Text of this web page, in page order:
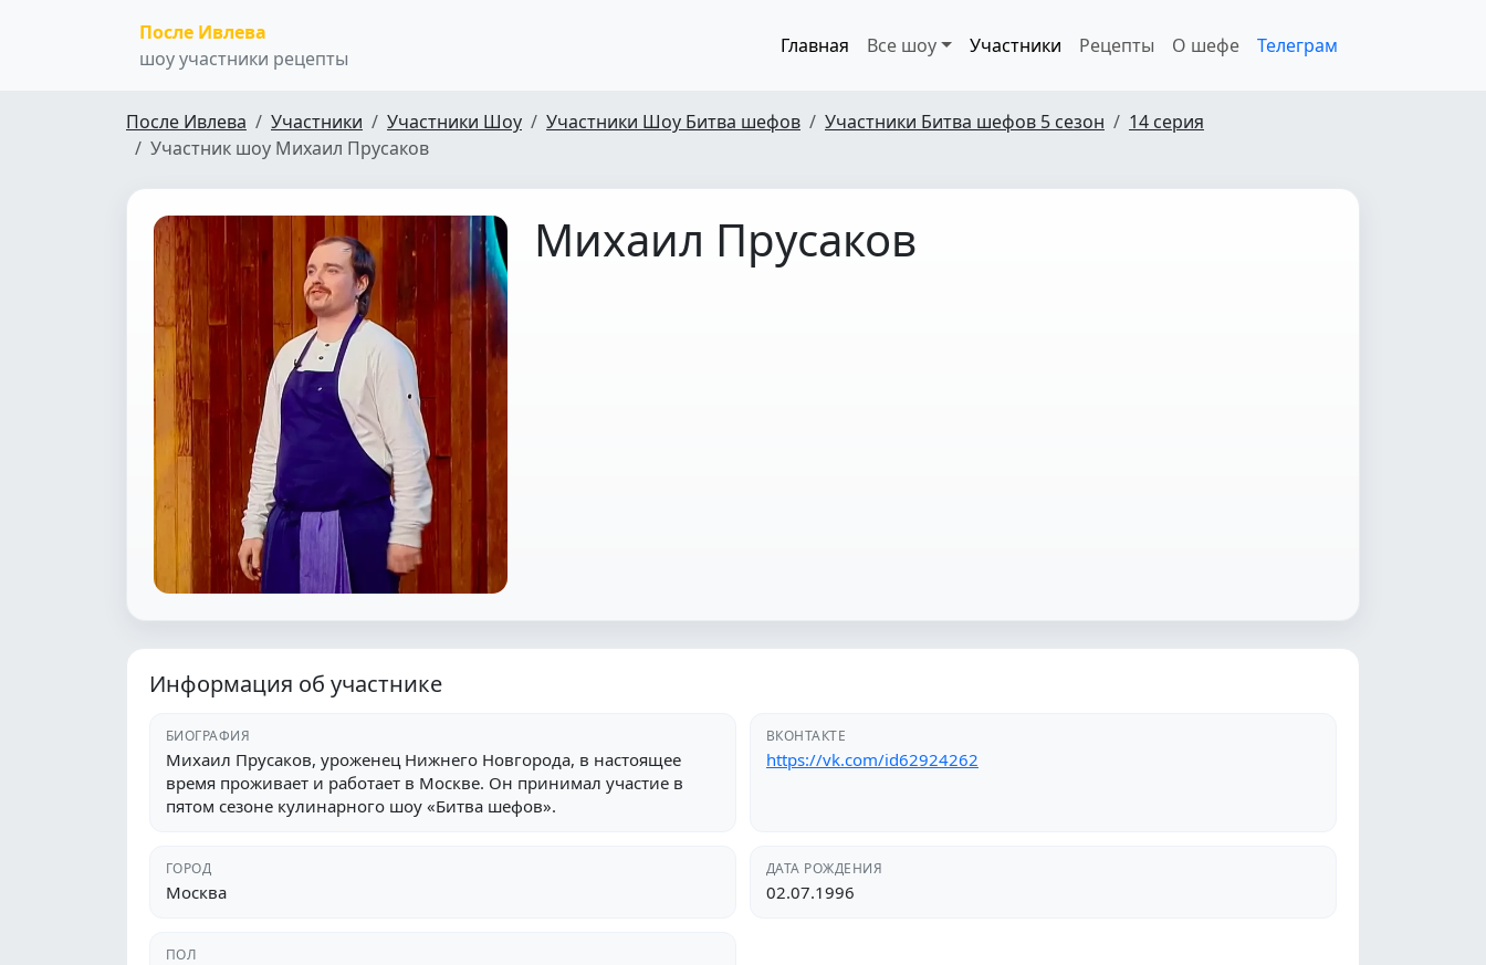
После Ивлева
шоу участники рецепты
Главная Все шоу Участники Рецепты О шефе Телеграм
После Ивлева Участники Участники Шоу Участники Шоу Битва шефов Участники Битва шефов 5 сезон
14 серия
Участник шоу Михаил Прусаков
Михаил Прусаков
Информация об участнике
БИОГРАФИЯ
Михаил Прусаков, уроженец Нижнего Новгорода, в настоящее
время проживает и работает в Москве. Он принимал участие в
пятом сезоне кулинарного шоу «Битва шефов».
ВКОНТАКТЕ
https://vk.com/id62924262
ГОРОД
Москва
ДАТА РОЖДЕНИЯ
02.07.1996
ПОЛ